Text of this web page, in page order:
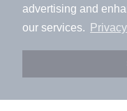
advertising and
our services.
アプリに切り替
会員登録なしです